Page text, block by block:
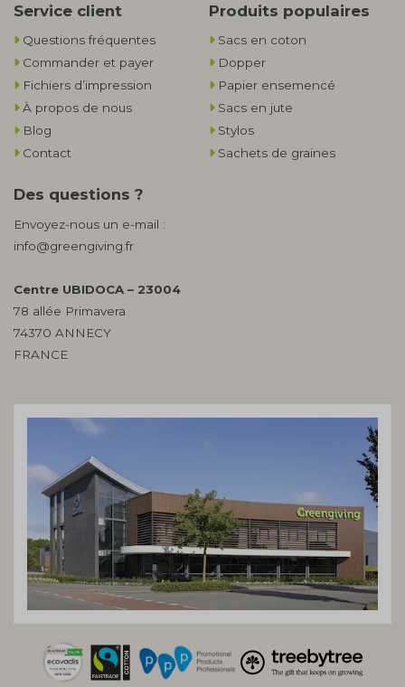
Service client
Questions fréquentes
Commander et payer
Fichiers d’impression
À propos de nous
Blog
Contact
Produits populaires
Sacs en coton
Dopper
Papier ensemencé
Sacs en jute
Stylos
Sachets de graines
Des questions ?
Envoyez-nous un e-mail :
info@greengiving.fr
Centre UBIDOCA – 23004
78 allée Primavera
74370 ANNECY
FRANCE